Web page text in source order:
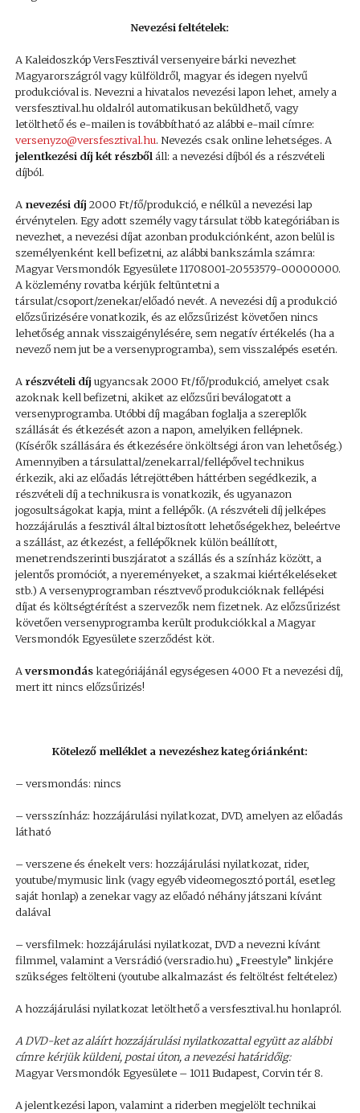
Nevezési feltételek:
A Kaleidoszkóp VersFesztivál versenyeire bárki nevezhet
Magyarországról vagy külföldről, magyar és idegen nyelvű
produkcióval is. Nevezni a hivatalos nevezési lapon lehet, amely a
versfesztival.hu oldalról automatikusan beküldhető, vagy
letölthető és e-mailen is továbbítható az alábbi e-mail címre:
versenyzo@versfesztival.hu. Nevezés csak online lehetséges. A
jelentkezési díj két részbőláll: a nevezési díjból és a részvételi
díjból.
A nevezési díj 2000 Ft/fő/produkció, e nélkül a nevezési lap
érvénytelen. Egy adott személy vagy társulat több kategóriában is
nevezhet, a nevezési díjat azonban produkciónként, azon belül is
személyenként kell befizetni, az alábbi bankszámla számra:
Magyar Versmondók Egyesülete 11708001-20553579-00000000.
A közlemény rovatba kérjük feltüntetni a
társulat/csoport/zenekar/előadó nevét. A nevezési díj a produkció
előzsűrizésére vonatkozik, és az előzsűrizést követően nincs
lehetőség annak visszaigénylésére, sem negatív értékelés (ha a
nevező nem jut be a versenyprogramba), sem visszalépés esetén.
A részvételi díj ugyancsak 2000 Ft/fő/produkció, amelyet csak
azoknak kell befizetni, akiket az előzsűri beválogatott a
versenyprogramba. Utóbbi díj magában foglalja a szereplők
szállását és étkezését azon a napon, amelyiken fellépnek.
(Kísérők szállására és étkezésére önköltségi áron van lehetőség.)
Amennyiben a társulattal/zenekarral/fellépővel technikus
érkezik, aki az előadás létrejöttében háttérben segédkezik, a
részvételi díj a technikusra is vonatkozik, és ugyanazon
jogosultságokat kapja, mint a fellépők. (A részvételi díj jelképes
hozzájárulás a fesztivál által biztosított lehetőségekhez, beleértve
a szállást, az étkezést, a fellépőknek külön beállított,
menetrendszerinti buszjáratot a szállás és a színház között, a
jelentős promóciót, a nyereményeket, a szakmai kiértékeléseket
stb.) A versenyprogramban résztvevő produkcióknak fellépési
díjat és költségtérítést a szervezők nem fizetnek. Az előzsűrizést
követően versenyprogramba került produkciókkal a Magyar
Versmondók Egyesülete szerződést köt.
Aversmondás kategóriájánál egységesen 4000 Ft a nevezési díj,
mert itt nincs előzsűrizés!
Kötelező melléklet a nevezéshez kategóriánként:
– versmondás: nincs
– versszínház: hozzájárulási nyilatkozat, DVD, amelyen az előadás
látható
– verszene és énekelt vers: hozzájárulási nyilatkozat, rider,
youtube/mymusic link (vagy egyéb videomegosztó portál, esetleg
saját honlap) a zenekar vagy az előadó néhány játszani kívánt
dalával
– versfilmek: hozzájárulási nyilatkozat, DVD a nevezni kívánt
filmmel, valamint a Versrádió (versradio.hu) „Freestyle” linkjére
szükséges feltölteni (youtube alkalmazást és feltöltést feltételez)
A hozzájárulási nyilatkozat letölthető a versfesztival.hu honlapról.
A DVD-ket az aláírt hozzájárulási nyilatkozattal együtt az alábbi
címre kérjük küldeni, postai úton, a nevezési határidőig:
Magyar Versmondók Egyesülete – 1011 Budapest, Corvin tér 8.
A jelentkezési lapon, valamint a riderben megjelölt technikai